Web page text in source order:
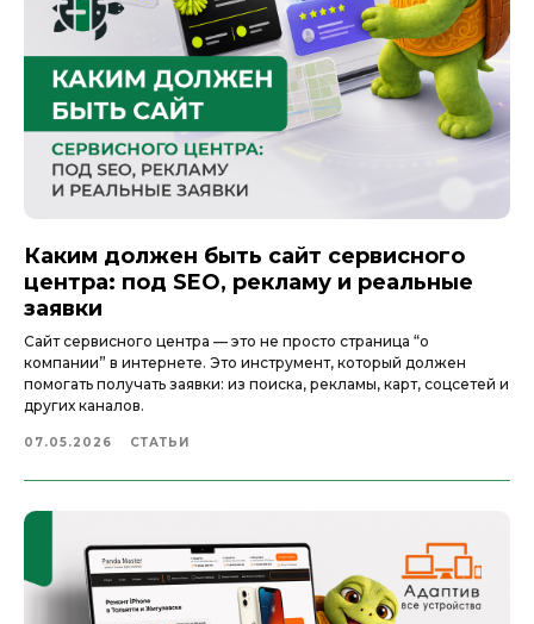
Каким должен быть сайт сервисного
центра: под SEO, рекламу и реальные
заявки
Сайт сервисного центра — это не просто страница “о
компании” в интернете. Это инструмент, который должен
помогать получать заявки: из поиска, рекламы, карт, соцсетей и
других каналов.
07.05.2026 СТАТЬИ